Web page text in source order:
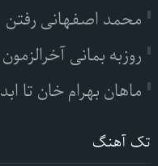
محمد اصفهانی رفتن
روزبه بمانی آخرالزمون
ماهان بهرام خان تا ابد
تک آهنگ